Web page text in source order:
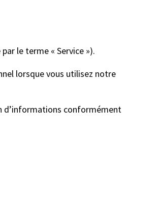
le terme « Service »).
lorsque vous utilisez notre
d’informations conformément